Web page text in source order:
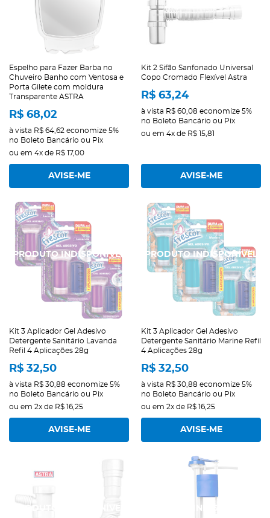
Espelho para Fazer Barba no
Chuveiro Banho com Ventosa e
Porta Gilete com moldura
Transparente ASTRA
R$ 68,02
à vista R$ 64,62 economize 5%
no Boleto Bancário ou Pix
ou em 4x de R$ 17,00
AVISE-ME
Kit 2 Sifão Sanfonado Universal
Copo Cromado Flexível Astra
R$ 63,24
à vista R$ 60,08 economize 5%
no Boleto Bancário ou Pix
ou em 4x de R$ 15,81
AVISE-ME
Kit 3 Aplicador Gel Adesivo
Detergente Sanitário Lavanda
Refil 4 Aplicações 28g
R$ 32,50
à vista R$ 30,88 economize 5%
no Boleto Bancário ou Pix
ou em 2x de R$ 16,25
AVISE-ME
Kit 3 Aplicador Gel Adesivo
Detergente Sanitário Marine Refil
4 Aplicações 28g
R$ 32,50
à vista R$ 30,88 economize 5%
no Boleto Bancário ou Pix
ou em 2x de R$ 16,25
AVISE-ME